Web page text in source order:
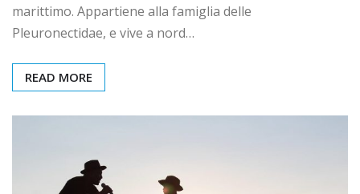
marittimo. Appartiene alla famiglia delle
Pleuronectidae, e vive a nord…
READ MORE